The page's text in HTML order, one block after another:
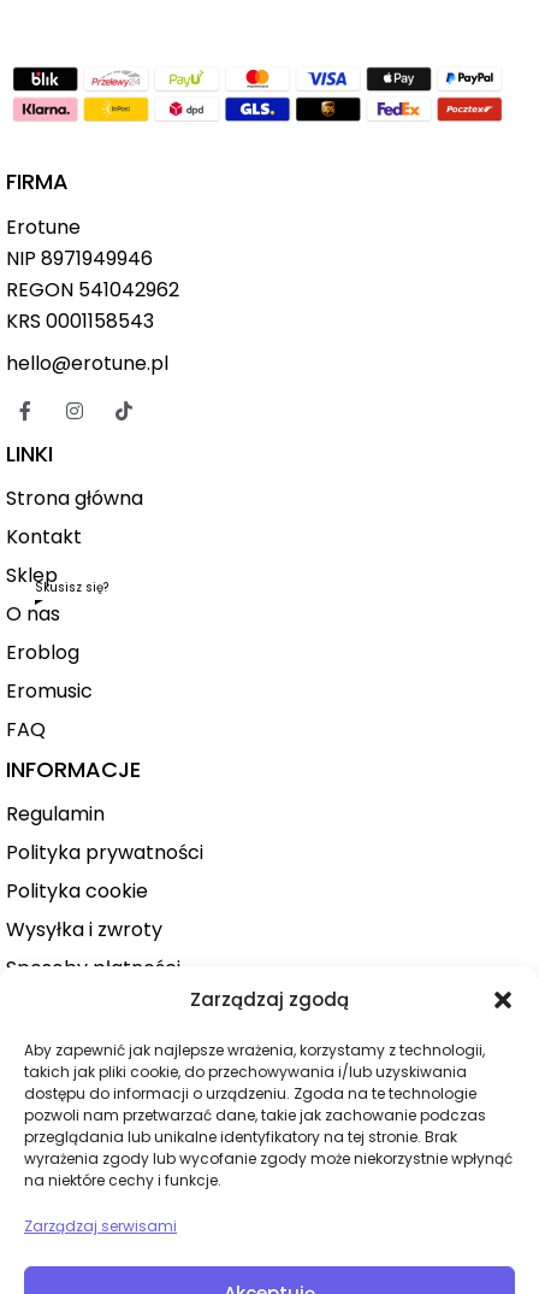
Zarządzaj zgodą
Aby zapewnić jak najlepsze wrażenia, korzystamy z technologii,
takich jak pliki cookie, do przechowywania i/lub uzyskiwania
dostępu do informacji o urządzeniu. Zgoda na te technologie
pozwoli nam przetwarzać dane, takie jak zachowanie podczas
przeglądania lub unikalne identyfikatory na tej stronie. Brak
wyrażenia zgody lub wycofanie zgody może niekorzystnie wpłynąć
na niektóre cechy i funkcje.
Zarządzaj serwisami
FIRMA
Erotune
NIP 8971949946
REGON 541042962
KRS 0001158543
hello@erotune.pl
LINKI
Strona główna
Kontakt
Sklep
O nas
Skusisz się?
Eroblog
Eromusic
FAQ
INFORMACJE
Regulamin
Polityka prywatności
Polityka cookie
Wysyłka i zwroty
Sposoby płatności
Zamówienie
KATEGORIE
Dla niej
Dla niego